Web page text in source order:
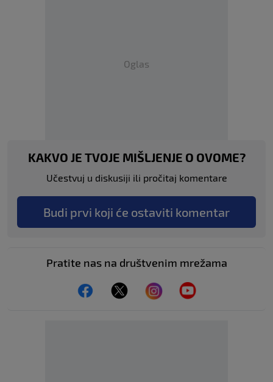
Oglas
KAKVO JE TVOJE MIŠLJENJE O OVOME?
Učestvuj u diskusiji ili pročitaj komentare
Budi prvi koji će ostaviti komentar
Pratite nas na društvenim mrežama